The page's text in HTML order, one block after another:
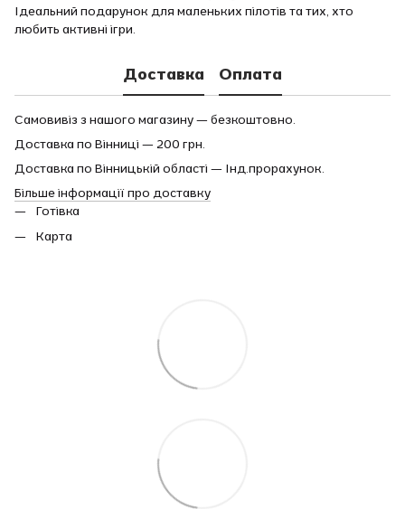
Ідеальний подарунок для маленьких пілотів та тих, хто
любить активні ігри.
Доставка Оплата
Самовивіз з нашого магазину — безкоштовно.
Доставка по Вінниці — 200 грн.
Доставка по Вінницькій області — Інд.прорахунок.
Більше інформації про доставку
Готівка
Карта